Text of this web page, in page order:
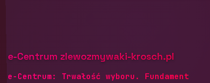
e-Centrum zlewozmywaki-krosch.pl
e-Centrum: Trwałość wyboru. Fundament